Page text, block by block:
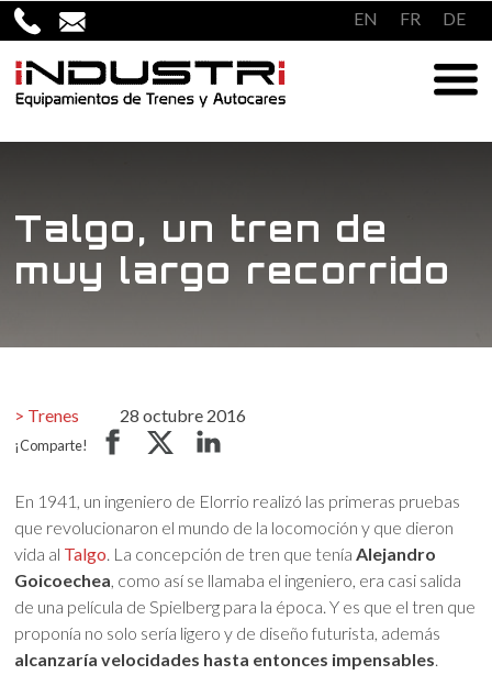
Saltar
al
contenido
EN FR DE
Talgo, un tren de
muy largo recorrido
Trenes 28 octubre 2016
¡Comparte!
En 1941, un ingeniero de Elorrio realizó las primeras pruebas
que revolucionaron el mundo de la locomoción y que dieron
vida al Talgo. La concepción de tren que teníaAlejandro
Goicoechea, como así se llamaba el ingeniero, era casi salida
de una película de Spielberg para la época. Y es que el tren que
proponía no solo sería ligero y de diseño futurista, además
alcanzaría velocidades hasta entonces impensables.